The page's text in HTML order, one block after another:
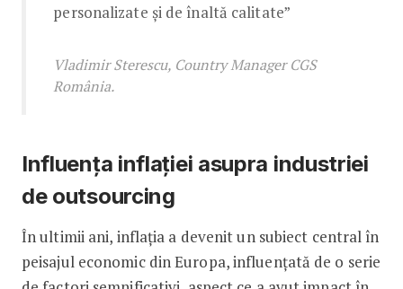
personalizate și de înaltă calitate”
Vladimir Sterescu, Country Manager CGS
România.
Influența inflației asupra industriei
de outsourcing
În ultimii ani, inflația a devenit un subiect central în
peisajul economic din Europa, influențată de o serie